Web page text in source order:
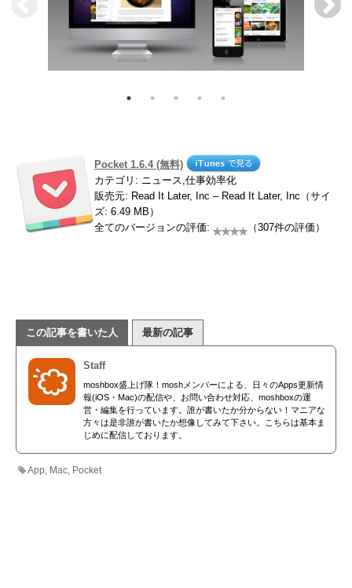
Pocket 1.6.4 (無料)
カテゴリ: ニュース,仕事効率化
販売元: Read It Later, Inc – Read It Later, Inc（サイ
ズ: 6.49 MB）
全てのバージョンの評価:
（307件の評価）
この記事を書いた人 最新の記事
Staff
moshbox盛上げ隊！moshメンバーによる、日々のApps更新情
報(iOS・Mac)の配信や、お問い合わせ対応、moshboxの運
営・編集を行っています。誰が書いたか分からない！マニアな
方々は是非誰が書いたか想像してみて下さい。こちらは基本ま
じめに配信しております。
App, Mac, Pocket